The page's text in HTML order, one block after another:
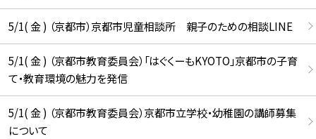
5/1( 金 ) （京都市）京都市児童相談所 親子のための相談LINE
5/1( 金 ) （京都市教育委員会）「はぐくーもKYOTO」京都市の子育
て・教育環境の魅力を発信
5/1( 金 ) （京都市教育委員会）京都市立学校・幼稚園の講師募集
について